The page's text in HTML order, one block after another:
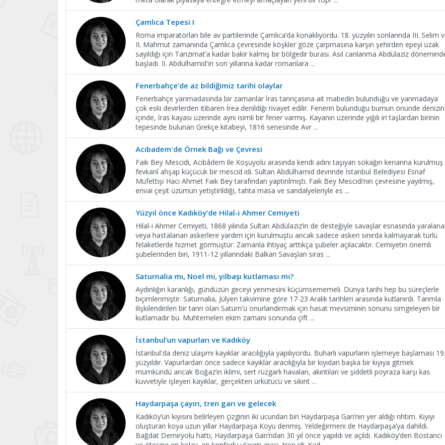
Çamlıca Tepesi I
Roma imparatorları bile av partilerinde Çamlıca’da konaklıyordu. 18. yüzyılın sonlarında III. Selim
II. Mahmut zamanında Çamlıca çevresinde köşkler göze çarpmasına karşın şehirden epeyi uzak
sayıldığı için Tanzimat’a kadar bakir kalmış bir bölgedir burası. Asıl canlanma Abdülaziz
başladı. II. Abdülhamid'in son yıllarına kadar romanlara ...
Fenerbahçe’de az bildiğimiz tarihi olaylar
Fenerbahçe yarımadasında bir zamanlar İras tanrıçasına ait mabedin bulunduğu ve yarımadaya
çok eski devirlerden itibaren İrea denildiği rivayet edilir. Fenerin bulunduğu burnun önünde denizin
içinde, İras kayası üzerinde aynı isimli bir fener varmış. Kayanın üzerinde yığılı iri taşlardan birinin
tepesinde bulunan Grekçe kitabeyi, 1816 senesinde Avr ...
Acıbadem'de Örnek Bağı ve Çevresi
Faik Bey Mescidi, Acıbâdem ile Koşuyolu arasında kendi adını taşıyan sokağın kenarına kurulmuş
fevkanî ahşap küçücük bir mescid idi. Sultan Abdülhamid devrinde İstanbul Belediyesi Esnaf
Müfettişi Hacı Ahmet Faik Bey tarafından yaptırılmıştı. Faik Bey Mescidi’nin çevresine yayılmış,
envai çeşit üzümün yetiştirildiği, tahta masa ve sandalyeleriyle es ...
Yüzyıl önce Kadıköy’de Hilal-i Ahmer Cemiyeti
Hilal-i Ahmer Cemiyeti, 1868 yılında Sultan Abdülaziz’in de desteğiyle savaşlar esnasında
veya hastalanan askerlere yardım için kurulmuştu ancak sadece askeri sınırda kalmayarak türlü
felaketlerde hizmet görmüştür. Zamanla ihtiyaç arttıkça şubeler açılacaktır. Cemiyetin önemli
şubelerinden biri, 1911-12 yıllarındaki Balkan Savaşları sıras ...
Saturnalia mı, Noel mi, yılbaşı kutlaması mı?
Aydınlığın karanlığı, gündüzün geceyi yenmesini küçümsememeli. Dünya tarihi hep bu süreçlerle
biçimlenmiştir. Saturnalia, Jülyen takvimine göre 17-23 Aralık tarihleri ​​arasında kutlanırdı. Tarımla
ilişkilendirilen bir tanrı olan Satürn'ü onurlandırmak için hasat mevsiminin sonunu simgeleyen bir
kutlamadır bu. Muhtemelen ekim zamanı sonunda çift ...
İstanbul’un vapurları ve Kadıköy
İstanbul'da deniz ulaşımı kayıklar aracılığıyla yapılıyordu. Buharlı vapurların işlemeye başlaması 19.
yüzyıldır. Vapurlardan önce sadece kayıklar aracılığıyla bir kıyıdan başka bir kıyıya gitmek
mümkündü ancak Boğaz’ın iklimi, sert rüzgarlı havaları, akıntıları ve şiddetli poyraza karşı kas
kuvvetiyle işleyen kayıklar, gerçekten ürkütücü ve sıkınt ...
Haydarpaşa çayırı, tren garı ve gelecek
Kadıköy’ün kıyısını belirleyen çizginin iki ucundan biri Haydarpaşa Garı’nın yer aldığı rıhtım. Kıyıyı
oluşturan koya uzun yıllar Haydarpaşa Koyu denmiş. Yeldeğirmeni de Haydarpaşa’ya dahildi.
Bağdat Demiryolu hattı, Haydarpaşa Garı’ndan 30 yıl önce yapıldı ve açıldı. Kadıköy’den Bostancı